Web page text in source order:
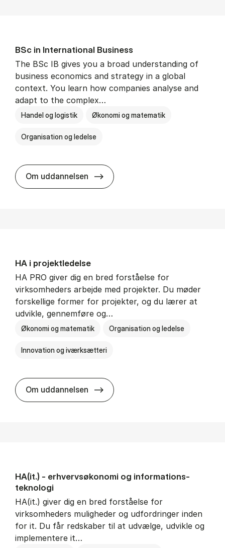
BSc in In­ter­na­tion­al Busi­ness
The BSc IB gives you a broad understanding of
business economics and strategy in a global
context. You learn how companies analyse and
adapt to the complex…
Handel og logistik Økonomi og matematik
Organisation og ledelse
Om uddannelsen BSc in In­ter­na­tion­al Busi­ness
HA i pro­jekt­le­del­se
HA PRO giver dig en bred forståelse for
virksomheders arbejde med projekter. Du møder
forskellige former for projekter, og du lærer at
udvikle, gennemføre og…
Økonomi og matematik Organisation og ledelse
Innovation og iværksætteri
Om uddannelsen HA i pro­jekt­le­del­se
HA(it.) - erhvervs­økonomi og informations­
teknologi
HA(it.) giver dig en bred forståelse for
virksomheders muligheder og udfordringer inden
for it. Du får redskaber til at udvælge, udvikle og
implementere it…